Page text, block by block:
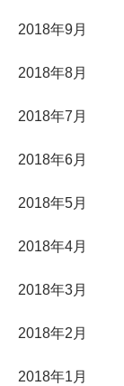
2018年9月
2018年8月
2018年7月
2018年6月
2018年5月
2018年4月
2018年3月
2018年2月
2018年1月